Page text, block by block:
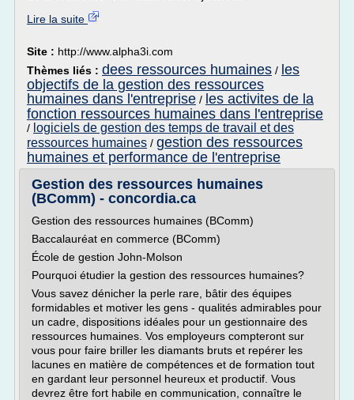
Lire la suite
Site : http://www.alpha3i.com
Thèmes liés : dees ressources humaines / les
objectifs de la gestion des ressources
humaines dans l'entreprise / les activites de la
fonction ressources humaines dans l'entreprise
/ logiciels de gestion des temps de travail et des
ressources humaines / gestion des ressources
humaines et performance de l'entreprise
Gestion des ressources humaines
(BComm) - concordia.ca
Gestion des ressources humaines (BComm)
Baccalauréat en commerce (BComm)
École de gestion John-Molson
Pourquoi étudier la gestion des ressources humaines?
Vous savez dénicher la perle rare, bâtir des équipes
formidables et motiver les gens - qualités admirables pour
un cadre, dispositions idéales pour un gestionnaire des
ressources humaines. Vos employeurs compteront sur
vous pour faire briller les diamants bruts et repérer les
lacunes en matière de compétences et de formation tout
en gardant leur personnel heureux et productif. Vous
devrez être fort habile en communication, connaître le